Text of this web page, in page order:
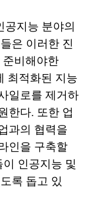
공지능 분야의
은 이러한 진
비해야한
최적화된 지능
일로를 제거하
한다. 또한 업
과의 협력을
인을 구축할
인공지능 및
록 돕고 있